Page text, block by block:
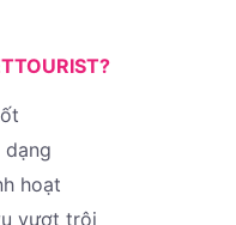
hoạt
vượt trội